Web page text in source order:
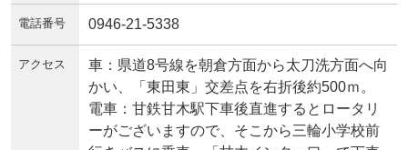
電話番号 0946-21-5338
アクセス
車：県道8号線を朝倉方面から太刀洗方面へ向
かい、「東田東」交差点を右折後約500ｍ。
電車：甘鉄甘木駅下車後直進するとロータリ
ーがございますので、そこから三輪小学校前